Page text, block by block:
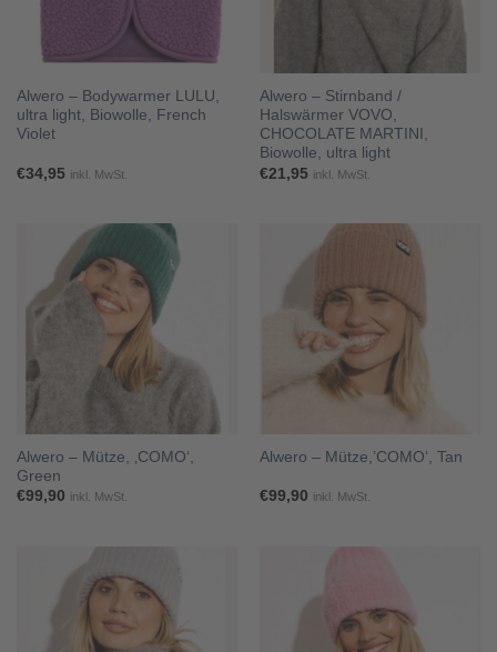
Alwero – Bodywarmer LULU,
ultra light, Biowolle, French
Violet
€34,95 inkl. MwSt.
Alwero – Stirnband /
Halswärmer VOVO,
CHOCOLATE MARTINI,
Biowolle, ultra light
€21,95 inkl. MwSt.
Alwero – Mütze, ‚COMO‘,
Green
€99,90 inkl. MwSt.
Alwero – Mütze,’COMO‘, Tan
€99,90 inkl. MwSt.